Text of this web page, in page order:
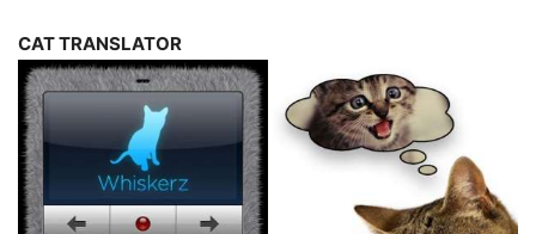
CAT TRANSLATOR